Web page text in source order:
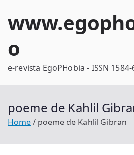
o
e-revista EgoPHobia - ISSN 1584-
poeme de Kahlil
Home poeme de Kahlil Gibran